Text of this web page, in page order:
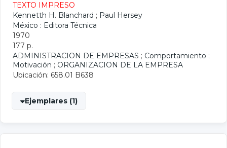
TEXTO IMPRESO
Kennetth H. Blanchard ; Paul Hersey
México : Editora Técnica
1970
177 p.
ADMINISTRACION DE EMPRESAS ; Comportamiento ;
Motivación ; ORGANIZACION DE LA EMPRESA
Ubicación: 658.01 B638
Ejemplares (1)